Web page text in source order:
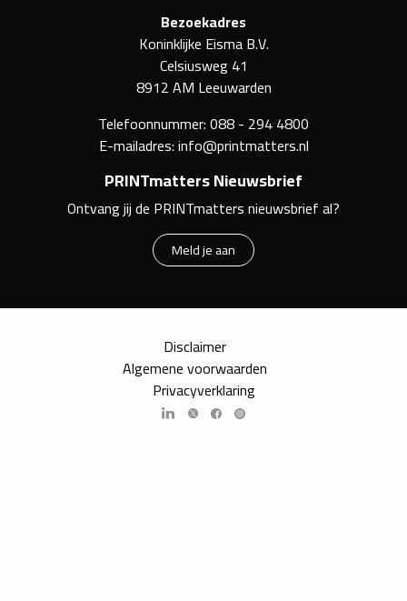
Bezoekadres
Koninklijke Eisma B.V.
Celsiusweg 41
8912 AM Leeuwarden
Telefoonnummer:088 - 294 4800
E-mailadres:info@printmatters.nl
PRINTmatters Nieuwsbrief
Ontvang jij de PRINTmatters nieuwsbrief al?
Meld je aan
Disclaimer
Algemene voorwaarden
Privacyverklaring